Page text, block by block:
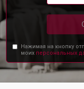
Нажимая на кнопку
моих персональных